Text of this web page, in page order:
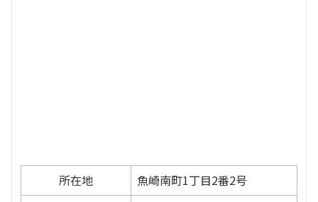
所在地
魚崎南町1丁目2番2号